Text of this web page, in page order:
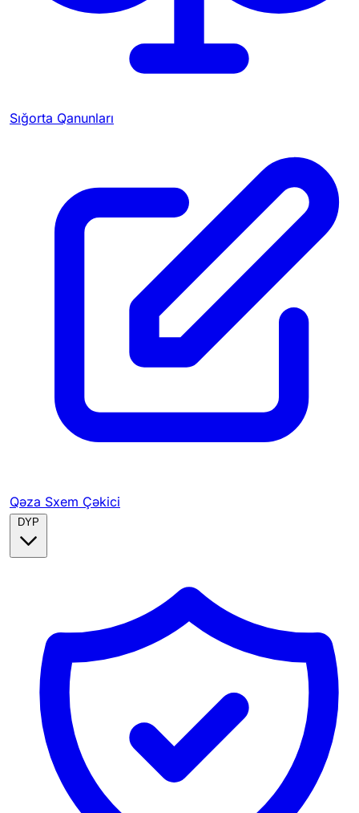
Sığorta Qanunları
Qəza Sxem Çəkici
DYP